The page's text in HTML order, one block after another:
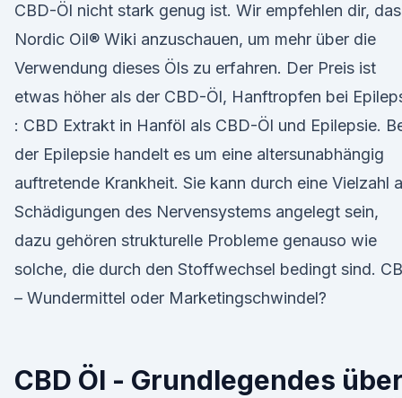
CBD-Öl nicht stark genug ist. Wir empfehlen dir, das
Nordic Oil® Wiki anzuschauen, um mehr über die
Verwendung dieses Öls zu erfahren. Der Preis ist
etwas höher als der CBD-Öl, Hanftropfen bei
: CBD Extrakt in Hanföl als CBD-Öl und Epilepsie.
der Epilepsie handelt es um eine altersunabhängig
auftretende Krankheit. Sie kann durch eine Vielzahl
Schädigungen des Nervensystems angelegt sein,
dazu gehören strukturelle Probleme genauso wie
solche, die durch den Stoffwechsel bedingt sind.
– Wundermittel oder Marketingschwindel?
CBD Öl - Grundlegendes über